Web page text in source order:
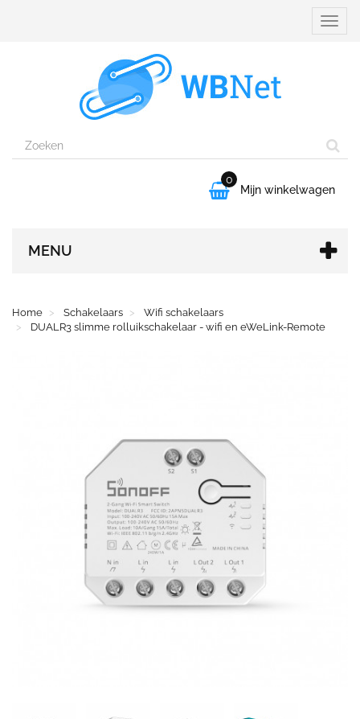

0
Mijn winkelwagen
MENU
Home Schakelaars
Wifi schakelaars
DUALR3 slimme rolluikschakelaar - wifi en eWeLink-Remote